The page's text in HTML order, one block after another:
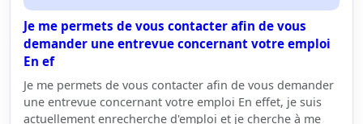
Je me permets de vous contacter afin de vous
demander une entrevue concernant votre emploi
En ef
Je me permets de vous contacter afin de vous demander
une entrevue concernant votre emploi En effet, je suis
actuellement enrecherche d'emploi et je cherche à me